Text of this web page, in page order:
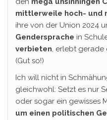
mittlerweile hoch- und
ihre von der Union 2024
Gendersprache in
verbieten, erlebt gerade
(Gut so!)
Ich will nicht in
gleichwohl: Setzt es nur
oder sogar ein gewisses
um einen politischen